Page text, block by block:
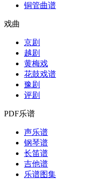
铜管曲谱
戏曲
京剧
越剧
黄梅戏
花鼓戏谱
豫剧
评剧
PDF乐谱
声乐谱
钢琴谱
长笛谱
吉他谱
乐谱图集